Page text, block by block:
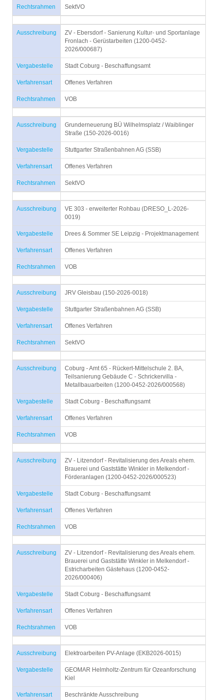
Rechtsrahmen SektVO
Ausschreibung
ZV - Ebersdorf - Sanierung Kultur- und Sportanlage
Fronlach - Gerüstarbeiten (1200-0452-
2026/000687)
Vergabestelle Stadt Coburg - Beschaffungsamt
Verfahrensart Offenes Verfahren
Rechtsrahmen VOB
Ausschreibung
Grunderneuerung BÜ Wilhelmsplatz / Waiblinger
Straße (150-2026-0016)
Vergabestelle Stuttgarter Straßenbahnen AG (SSB)
Verfahrensart Offenes Verfahren
Rechtsrahmen SektVO
Ausschreibung
VE 303 - erweiterter Rohbau (DRESO_L-2026-
0019)
Vergabestelle Drees & Sommer SE Leipzig - Projektmanagement
Verfahrensart Offenes Verfahren
Rechtsrahmen VOB
Ausschreibung JRV Gleisbau (150-2026-0018)
Vergabestelle Stuttgarter Straßenbahnen AG (SSB)
Verfahrensart Offenes Verfahren
Rechtsrahmen SektVO
Ausschreibung
Coburg - Amt 65 - Rückert-Mittelschule 2. BA,
Teilsanierung Gebäude C - Schrickervilla -
Metallbauarbeiten (1200-0452-2026/000568)
Vergabestelle Stadt Coburg - Beschaffungsamt
Verfahrensart Offenes Verfahren
Rechtsrahmen VOB
Ausschreibung
ZV - Litzendorf - Revitalisierung des Areals ehem.
Brauerei und Gaststätte Winkler in Melkendorf -
Förderanlagen (1200-0452-2026/000523)
Vergabestelle Stadt Coburg - Beschaffungsamt
Verfahrensart Offenes Verfahren
Rechtsrahmen VOB
Ausschreibung
ZV - Litzendorf - Revitalisierung des Areals ehem.
Brauerei und Gaststätte Winkler in Melkendorf -
Estricharbeiten Gästehaus (1200-0452-
2026/000406)
Vergabestelle Stadt Coburg - Beschaffungsamt
Verfahrensart Offenes Verfahren
Rechtsrahmen VOB
Ausschreibung Elektroarbeiten PV-Anlage (EKB2026-0015)
Vergabestelle
GEOMAR Helmholtz-Zentrum für Ozeanforschung
Kiel
Verfahrensart Beschränkte Ausschreibung